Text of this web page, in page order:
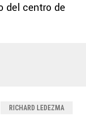
del centro de
RICHARD LEDEZMA